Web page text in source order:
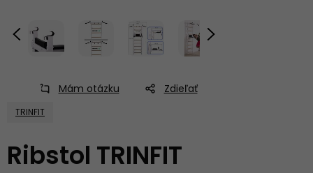
Mám otázku Zdieľať
TRINFIT
Ribstol TRINFIT